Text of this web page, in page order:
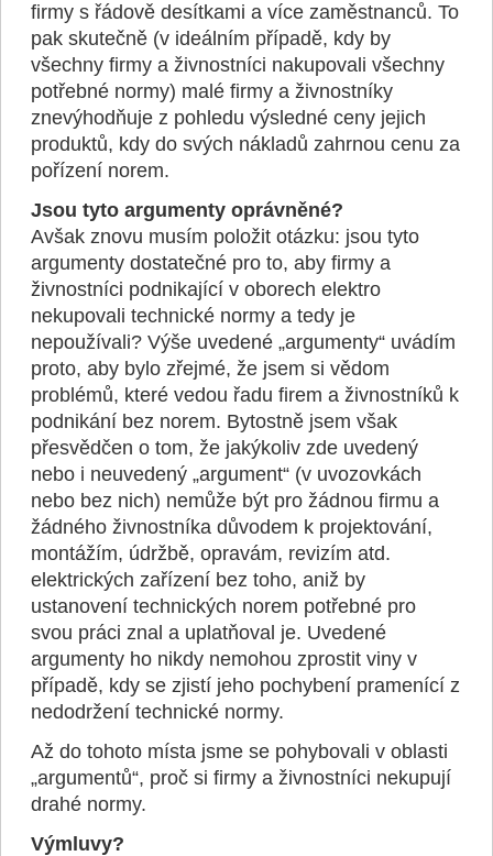
firmy s řádově desítkami a více zaměstnanců. To
pak skutečně (v ideálním případě, kdy by
všechny firmy a živnostníci nakupovali všechny
potřebné normy) malé firmy a živnostníky
znevýhodňuje z pohledu výsledné ceny jejich
produktů, kdy do svých nákladů zahrnou cenu za
pořízení norem.
Jsou tyto argumenty oprávněné?
Avšak znovu musím položit otázku: jsou tyto
argumenty dostatečné pro to, aby firmy a
živnostníci podnikající v oborech elektro
nekupovali technické normy a tedy je
nepoužívali? Výše uvedené „argumenty“ uvádím
proto, aby bylo zřejmé, že jsem si vědom
problémů, které vedou řadu firem a živnostníků k
podnikání bez norem. Bytostně jsem však
přesvědčen o tom, že jakýkoliv zde uvedený
nebo i neuvedený „argument“ (v uvozovkách
nebo bez nich) nemůže být pro žádnou firmu a
žádného živnostníka důvodem k projektování,
montážím, údržbě, opravám, revizím atd.
elektrických zařízení bez toho, aniž by
ustanovení technických norem potřebné pro
svou práci znal a uplatňoval je. Uvedené
argumenty ho nikdy nemohou zprostit viny v
případě, kdy se zjistí jeho pochybení pramenící z
nedodržení technické normy.
Až do tohoto místa jsme se pohybovali v oblasti
„argumentů“, proč si firmy a živnostníci nekupují
drahé normy.
Výmluvy?